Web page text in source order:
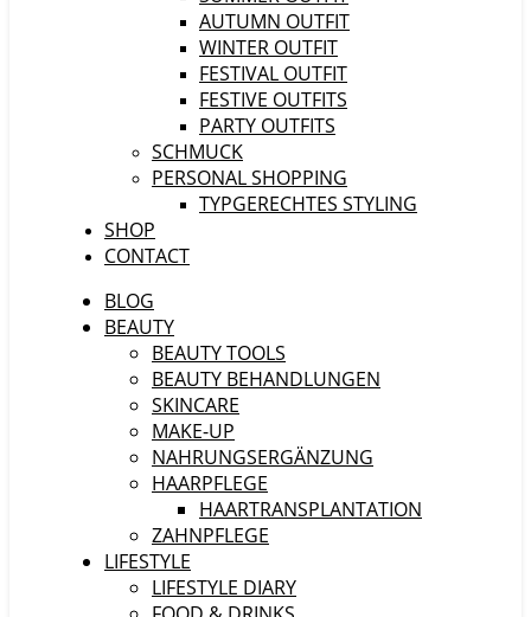
AUTUMN OUTFIT
WINTER OUTFIT
FESTIVAL OUTFIT
FESTIVE OUTFITS
PARTY OUTFITS
SCHMUCK
PERSONAL SHOPPING
TYPGERECHTES STYLING
SHOP
CONTACT
BLOG
BEAUTY
BEAUTY TOOLS
BEAUTY BEHANDLUNGEN
SKINCARE
MAKE-UP
NAHRUNGSERGÄNZUNG
HAARPFLEGE
HAARTRANSPLANTATION
ZAHNPFLEGE
LIFESTYLE
LIFESTYLE DIARY